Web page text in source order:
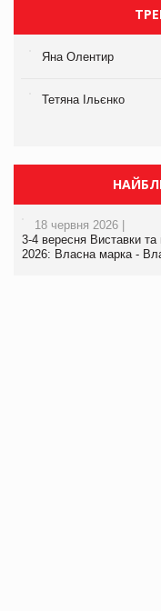
Яна Олентир
Тетяна Ільєнко
18 червня 2026 |
3-4 вересня Виставки
2026: Власна марка -